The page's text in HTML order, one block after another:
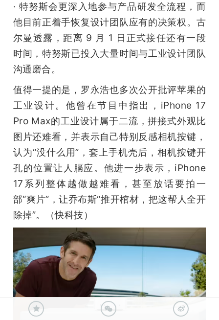
· 特努斯会更深入地参与产品研发全流程，而
他目前正着手恢复设计团队应有的决策权。古
尔曼透露，距离 9 月 1 日正式接任还有一段
时间，特努斯已投入大量时间与工业设计团队
沟通磨合。
值得一提的是，罗永浩也多次公开批评苹果的
工业设计。他曾在节目中指出，iPhone 17
Pro Max的工业设计属于二流，拼接式外观比
图片还难看，并表示自己特别反感相机按键，
认为“没什么用”，套上手机壳后，相机按键开
孔的位置让人膈应。他进一步表示，iPhone
17系列整体越做越难看，甚至放话要拍一
部“爽片”，让乔布斯“推开棺材，把这帮人全开
除掉”。（快科技）